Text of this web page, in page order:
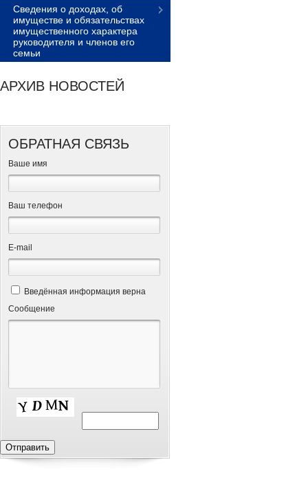
Сведения о доходах, об
имуществе и обязательствах
имущественного характера
руководителя и членов его
семьи
АРХИВ НОВОСТЕЙ
ОБРАТНАЯ СВЯЗЬ
Ваше имя
Ваш телефон
Е-mail
Введённая информация верна
Сообщение